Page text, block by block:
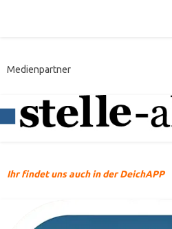
Medienpartner
Ihr findet uns auch in der DeichAPP